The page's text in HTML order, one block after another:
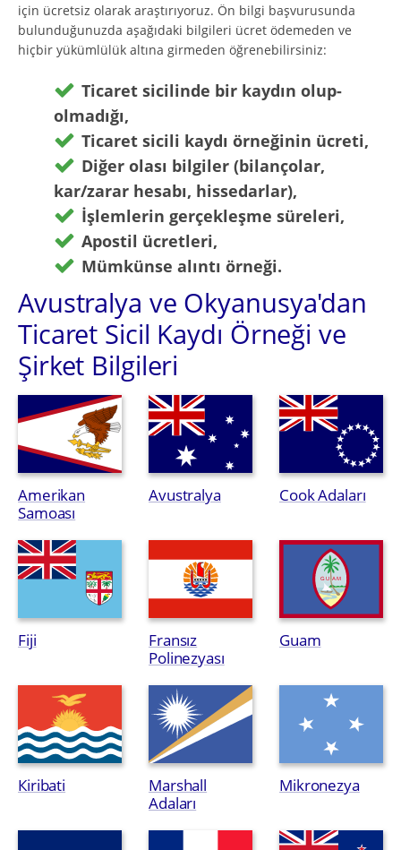
için ücretsiz olarak araştırıyoruz. Ön bilgi başvurusunda
bulunduğunuzda aşağıdaki bilgileri ücret ödemeden ve
hiçbir yükümlülük altına girmeden öğrenebilirsiniz:
Ticaret sicilinde bir kaydın olup-
olmadığı,
Ticaret sicili kaydı örneğinin ücreti,
Diğer olası bilgiler (bilançolar,
kar/zarar hesabı, hissedarlar),
İşlemlerin gerçekleşme süreleri,
Apostil ücretleri,
Mümkünse alıntı örneği.
Avustralya ve Okyanusya'dan
Ticaret Sicil Kaydı Örneği ve
Şirket Bilgileri
Amerikan
Samoası
Avustralya Cook Adaları
Fiji
Fransız
Polinezyası
Guam
Кiribati
Marshall
Adaları
Mikronezya